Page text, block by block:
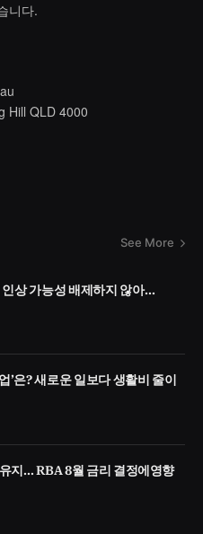
니다.
Hill QLD 4000
See More
상 가능성 배제하지 않아…
’은? 새로운 일보다 생활비 줄이
지… RBA 8월 금리 결정에영향